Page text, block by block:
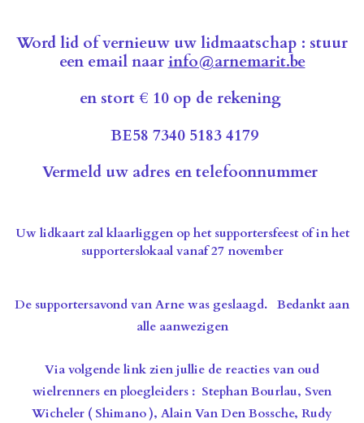
Word lid of vernieuw uw lidmaatschap : stuur
een email naarinfo@arnemarit.be
en stort € 10 op de rekening
BE58 7340 5183 4179
Vermeld uw adres en telefoonnummer
Uw lidkaart zal klaarliggen op het supportersfeest of in het
supporterslokaal vanaf 27 november
De supportersavond van Arne was geslaagd. Bedankt aan
alle aanwezigen
Via volgende link zien jullie de reacties van oud
wielrenners en ploegleiders : Stephan Bourlau, Sven
Wicheler ( Shimano ), Alain Van Den Bossche, Rudy